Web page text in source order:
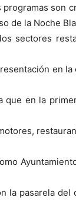
son
de la Noche
sectores
en la
que en la
la pasarela del